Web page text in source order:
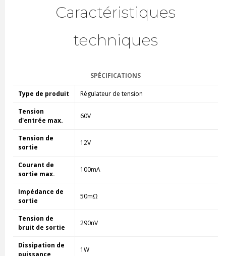
Caractéristiques
techniques
SPÉCIFICATIONS
Type de produit Régulateur de tension
Tension
d'entrée max.
60V
Tension de
sortie
12V
Courant de
sortie max.
100mA
Impédance de
sortie
50mΩ
Tension de
bruit de sortie
290nV
Dissipation de
puissance
1W